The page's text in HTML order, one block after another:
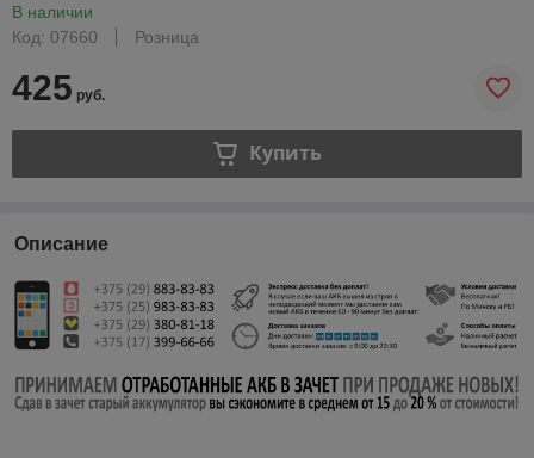
В наличии
Код: 07660
Розница
425 руб.
Купить
Описание